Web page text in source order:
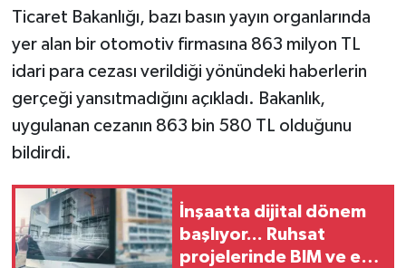
Ticaret Bakanlığı, bazı basın yayın organlarında
yer alan bir otomotiv firmasına 863 milyon TL
idari para cezası verildiği yönündeki haberlerin
gerçeği yansıtmadığını açıkladı. Bakanlık,
uygulanan cezanın 863 bin 580 TL olduğunu
bildirdi.
İnşaatta dijital dönem
başlıyor... Ruhsat
projelerinde BIM ve e-